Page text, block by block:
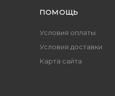
ПОМОЩЬ
Условия оплаты
Условия доставки
Карта сайта